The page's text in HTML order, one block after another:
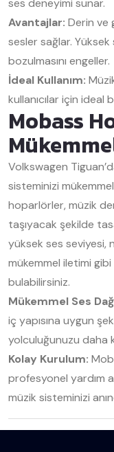
ses deneyimi sunar.
Avantajlar: Derin ve
sesler sağlar.
bozulmasını engeller.
İdeal Kullanım:
kullanıcılar için ideal
Mobass
Volkswagen
sisteminizi
hoparlörler, müzik
taşıyacak şekilde
yüksek ses seviyesi,
mükemmel iletimi
bulabilirsiniz.
Mükemmel Ses
iç yapısına uygun
yolculuğunuzu daha
Kolay Kurulum:
profesyonel yardım
müzik sisteminizi